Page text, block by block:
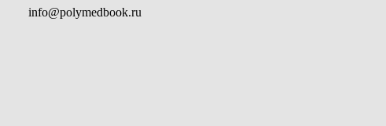
info@polymedbook.ru